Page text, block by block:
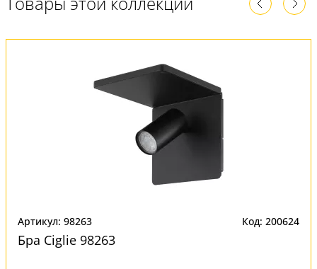
Артикул: 98263 Код: 200624
Бра Ciglie 98263